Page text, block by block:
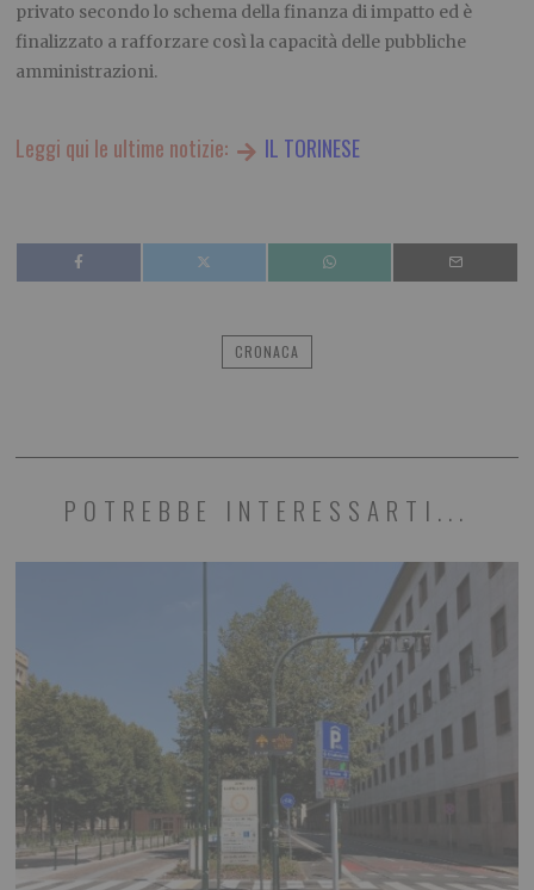
privato secondo lo schema della finanza di impatto ed è
finalizzato a rafforzare così la capacità delle pubbliche
amministrazioni.
Leggi qui le ultime notizie: IL TORINESE
CRONACA
POTREBBE INTERESSARTI...